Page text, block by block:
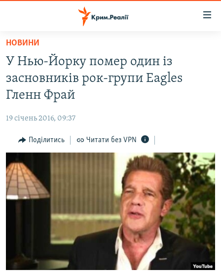
Перейти
основного
матеріалу
Перейти
до
основної
Перейти
до
пошуку
ВІДЕО ТА ФОТО
БЛОГИ
ПОГЛЯД
ІНТЕРВ'Ю
ВСЕ ЗА ДЕНЬ
СПЕЦПРОЕКТИ
ДЕПОРТАЦІЯ
УКРАЇНСЬКА ПРОБЛЕМА КРИМУ
ЯК ОБІЙТИ БЛОКУВАННЯ
Qırımtatar
НОВИНИ
У Нью-Йорку помер один із
засновників рок-групи Eagles
Гленн Фрай
19 січень 2016, 09:37
Поділитись Читати без VPN